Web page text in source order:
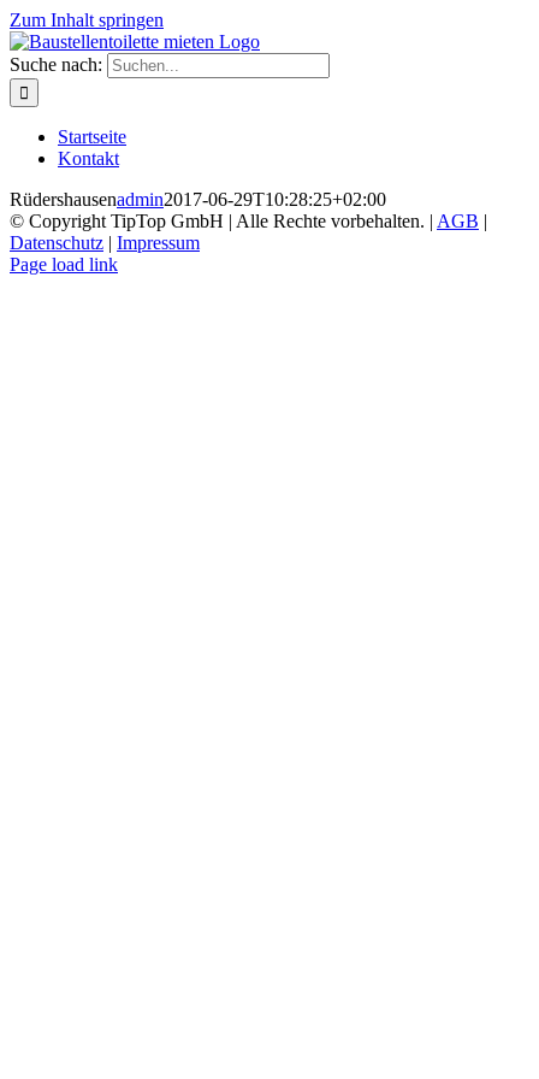
Zum Inhalt springen
Suche nach:
Startseite
Kontakt
Rüdershausenadmin2017-06-29T10:28:25+02:00
© Copyright TipTop GmbH | Alle Rechte vorbehalten. | AGB |
Datenschutz | Impressum
Page load link